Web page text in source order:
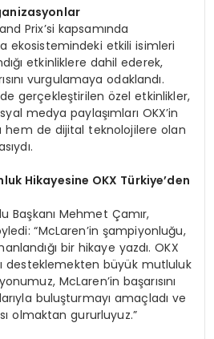
Prix’si kapsamında
ekosistemindeki etkili isimleri
etkinliklere dahil ederek,
vurgulamaya odaklandı.
gerçekleştirilen özel etkinlikler,
medya paylaşımları OKX’in
hem de dijital teknolojilere olan
Hikayesine OKX Türkiye’den
Başkanı Mehmet Çamır,
“McLaren’in şampiyonluğu,
bir hikaye yazdı. OKX
desteklemekten büyük mutluluk
McLaren’in başarısını
buluşturmayı amaçladı ve
olmaktan gururluyuz.”